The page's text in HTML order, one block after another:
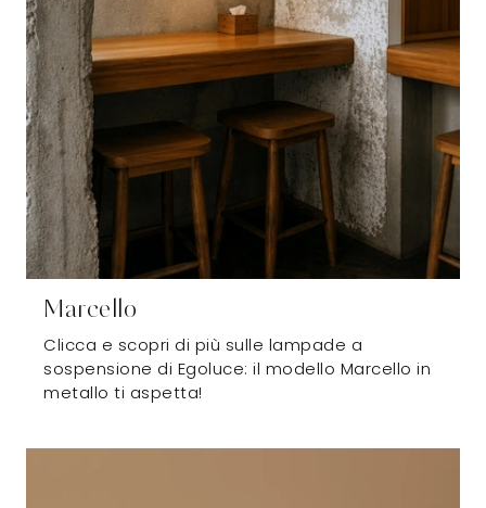
Marcello
Clicca e scopri di più sulle lampade a
sospensione di Egoluce: il modello Marcello in
metallo ti aspetta!